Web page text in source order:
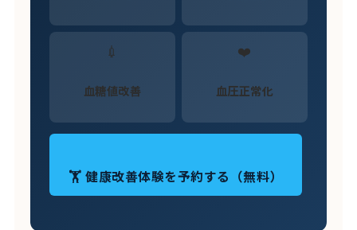
💉
血糖値改善
❤️
血圧正常化
🏋️ 健康改善体験を予約する（無料）